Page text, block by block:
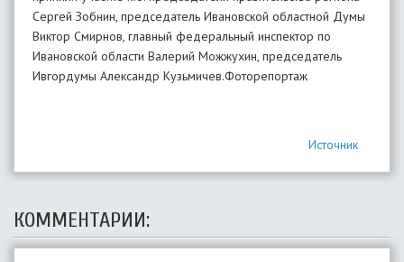
Сергей Зобнин, председатель Ивановской областной Думы
Виктор Смирнов, главный федеральный инспектор по
Ивановской области Валерий Можжухин, председатель
Ивгордумы Александр Кузьмичев.Фоторепортаж
Источник
КОММЕНТАРИИ: